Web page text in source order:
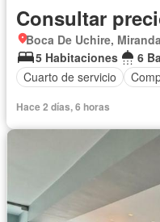
Consultar
Boca De Uchire, Miranda
5 Habitaciones
6
Cuarto de servicio
Hace 2 días, 6 horas